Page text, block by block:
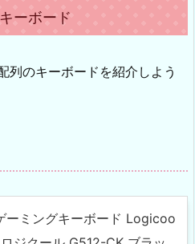
ーボード
列のキーボードを紹介しよう
ーミングキーボード Logicoo